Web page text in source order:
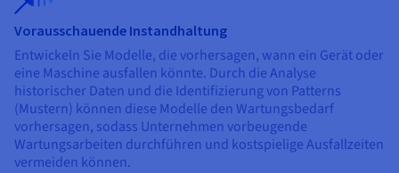
Vorausschauende Instandhaltung
Entwickeln Sie Modelle, die vorhersagen, wann ein Gerät oder
eine Maschine ausfallen könnte. Durch die Analyse
historischer Daten und die Identifizierung von Patterns
(Mustern) können diese Modelle den Wartungsbedarf
vorhersagen, sodass Unternehmen vorbeugende
Wartungsarbeiten durchführen und kostspielige Ausfallzeiten
vermeiden können.